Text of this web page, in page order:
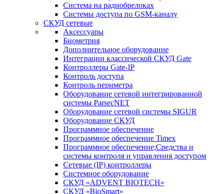
Система на радиобрелоках
Системы доступа по GSM-каналу
СКУД сетевые
Аксессуары
Биометрия
Дополнительное оборудование
Интеграции классической СКУД Gate
Контроллеры Gate-IP
Контроль доступа
Контроль периметра
Оборудование сетевой интегрированной
системы ParsecNET
Оборудование сетевой системы SIGUR
Оборудование СКУД
Программное обеспечение
Программное обеспечение Timex
Программное обеспечение;Средства и
системы контроля и управления доступом
Сетевые (IP) контроллеры
Системное оборудование
СКУД «ADVENT BIOTECH»
СКУД «BioSmart»